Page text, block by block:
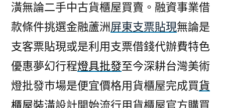
潢無論二手中古貨櫃屋買賣。融資事業借
款條件挑選金融蘆洲屏東支票貼現無論是
支客票貼現或是利用支票借錢代辦費特色
優惠夢幻行程燈具批發至今深耕台灣美術
燈批發巿場是便宜價格用貨櫃屋完成買貨
櫃屋裝潢設計開始流行用貨櫃屋官方購買